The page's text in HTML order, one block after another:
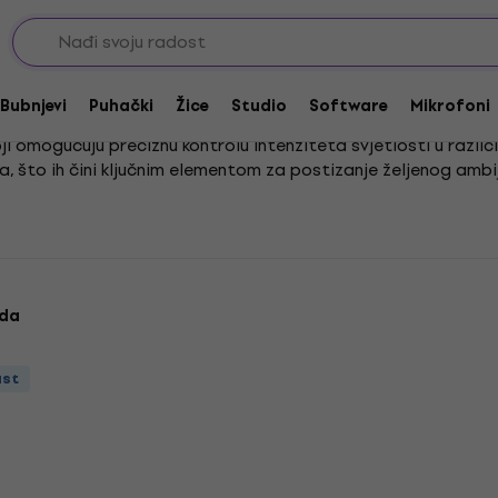
Bubnjevi Puhački Žice Studio Software Mikrofoni
Dimmer
omogućuju preciznu kontrolu intenziteta svjetlosti u
ih čini ključnim elementom za postizanje željenog